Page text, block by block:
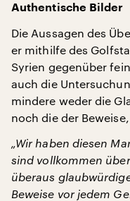
Authentische Bilder
Die Aussagen des
er mithilfe des
Syrien gegenüber
auch die
mindere weder die
noch die der
„Wir haben diesen
sind vollkommen
überaus
Beweise vor jedem